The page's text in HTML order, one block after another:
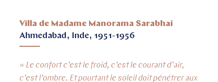
Villa de Madame Manorama Sarabhai
Ahmedabad, Inde, 1951-1956
« Le confort c’est le froid, c’est le courant d’air,
c’est l’ombre. Et pourtant le soleil doit pénétrer aux